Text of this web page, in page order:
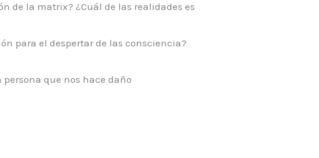
de la matrix? ¿Cuál de las realidades es
para el despertar de las consciencia?
que nos hace daño